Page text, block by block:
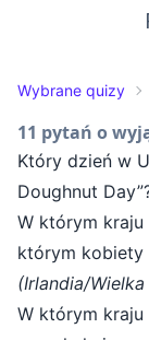
Wybrane quizy
11 pytań o
Który dzień w
Doughnut
W którym
którym kobiety
(Irlandia/
W którym